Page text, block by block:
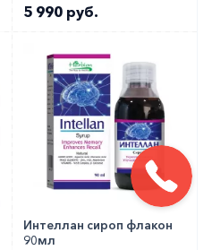
5 990 руб.
Интеллан сироп флакон
90мл